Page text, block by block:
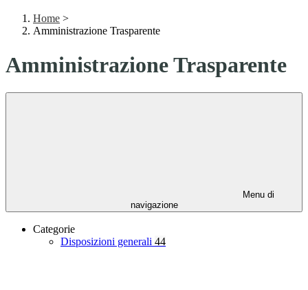
Home >
Amministrazione Trasparente
Amministrazione Trasparente
Menu di
navigazione
Categorie
Disposizioni generali 44